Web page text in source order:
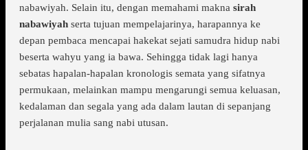
nabawiyah. Selain itu, dengan memahami makna sirah
nabawiyah serta tujuan mempelajarinya, harapannya ke
depan pembaca mencapai hakekat sejati samudra hidup nabi
beserta wahyu yang ia bawa. Sehingga tidak lagi hanya
sebatas hapalan-hapalan kronologis semata yang sifatnya
permukaan, melainkan mampu mengarungi semua keluasan,
kedalaman dan segala yang ada dalam lautan di sepanjang
perjalanan mulia sang nabi utusan.